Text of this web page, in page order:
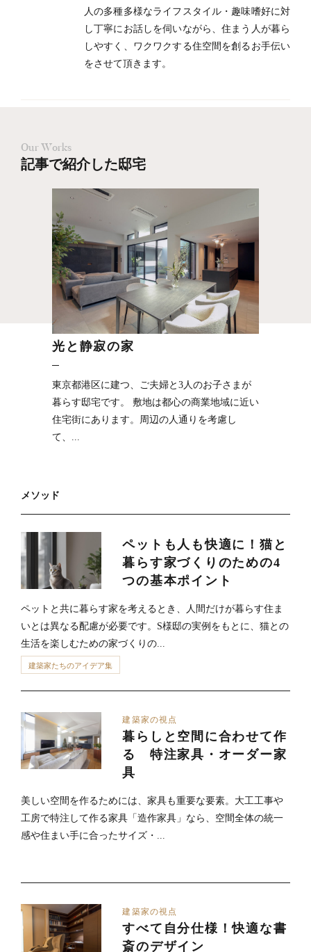
人の多種多様なライフスタイル・趣味嗜好に対
し丁寧にお話しを伺いながら、住まう人が暮ら
しやすく、ワクワクする住空間を創るお手伝い
をさせて頂きます。
Our Works
記事で紹介した邸宅
光と静寂の家
東京都港区に建つ、ご夫婦と3人のお子さまが
暮らす邸宅です。 敷地は都心の商業地域に近い
住宅街にあります。周辺の人通りを考慮し
て、...
メソッド
ペットも人も快適に！猫と
暮らす家づくりのための4
つの基本ポイント
ペットと共に暮らす家を考えるとき、人間だけが暮らす住ま
いとは異なる配慮が必要です。S様邸の実例をもとに、猫との
生活を楽しむための家づくりの...
建築家たちのアイデア集
建築家の視点
暮らしと空間に合わせて作
る 特注家具・オーダー家
具
美しい空間を作るためには、家具も重要な要素。大工工事や
工房で特注して作る家具「造作家具」なら、空間全体の統一
感や住まい手に合ったサイズ・...
建築家の視点
すべて自分仕様！快適な書
斎のデザイン